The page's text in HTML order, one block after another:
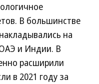
В большинстве
на
и Индии. В
расширили
в 2021 году за